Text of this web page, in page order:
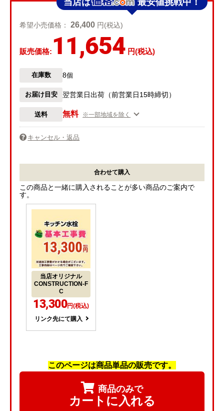
当店は 最安値挑戦中！
希望小売価格：26,400 円(税込)
販売価格: 11,654 円(税込)
在庫数 8個
お届け目安 翌営業日出荷（前営業日15時締切）
送料 無料 ※一部地域を除く
キャンセル・返品
合わせて購入
この商品と一緒に購入されることが多い商品のご案内で
す。
当店オリジナル
CONSTRUCTION-F
C
13,300円(税込)
リンク先にて購入
このページは商品単品の販売です。
商品のみで
カートに入れる